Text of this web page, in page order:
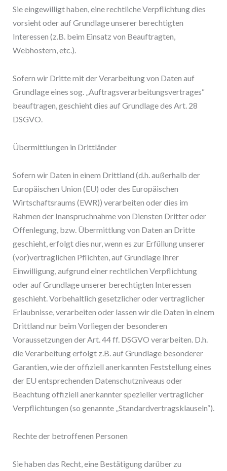
Sie eingewilligt haben, eine rechtliche Verpflichtung dies
vorsieht oder auf Grundlage unserer berechtigten
Interessen (z.B. beim Einsatz von Beauftragten,
Webhostern, etc.).
Sofern wir Dritte mit der Verarbeitung von Daten auf
Grundlage eines sog. „Auftragsverarbeitungsvertrages“
beauftragen, geschieht dies auf Grundlage des Art. 28
DSGVO.
Übermittlungen in Drittländer
Sofern wir Daten in einem Drittland (d.h. außerhalb der
Europäischen Union (EU) oder des Europäischen
Wirtschaftsraums (EWR)) verarbeiten oder dies im
Rahmen der Inanspruchnahme von Diensten Dritter oder
Offenlegung, bzw. Übermittlung von Daten an Dritte
geschieht, erfolgt dies nur, wenn es zur Erfüllung unserer
(vor)vertraglichen Pflichten, auf Grundlage Ihrer
Einwilligung, aufgrund einer rechtlichen Verpflichtung
oder auf Grundlage unserer berechtigten Interessen
geschieht. Vorbehaltlich gesetzlicher oder vertraglicher
Erlaubnisse, verarbeiten oder lassen wir die Daten in einem
Drittland nur beim Vorliegen der besonderen
Voraussetzungen der Art. 44 ff. DSGVO verarbeiten. D.h.
die Verarbeitung erfolgt z.B. auf Grundlage besonderer
Garantien, wie der offiziell anerkannten Feststellung eines
der EU entsprechenden Datenschutzniveaus oder
Beachtung offiziell anerkannter spezieller vertraglicher
Verpflichtungen (so genannte „Standardvertragsklauseln“).
Rechte der betroffenen Personen
Sie haben das Recht, eine Bestätigung darüber zu